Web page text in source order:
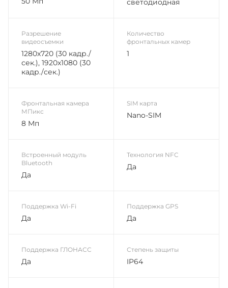
Разрешение
видеосъемки
1280x720 (30 кадр./
сек.), 1920x1080 (30
кадр./сек.)
Количество
фронтальных камер
1
Фронтальная камера
МПикс
8 Мп
SIM карта
Nano-SIM
Встроенный модуль
Bluetooth
Да
Технология NFC
Да
Поддержка Wi-Fi
Да
Поддержка GPS
Да
Поддержка ГЛОНАСС
Да
Степень защиты
IP64